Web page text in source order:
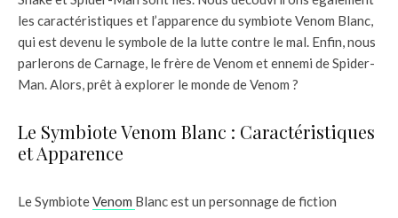
les caractéristiques et l’apparence du symbiote Venom Blanc,
qui est devenu le symbole de la lutte contre le mal. Enfin, nous
parlerons de Carnage, le frère de Venom et ennemi de Spider-
Man. Alors, prêt à explorer le monde de Venom ?
Le Symbiote Venom Blanc : Caractéristiques
et Apparence
Le SymbioteVenom Blanc est un personnage de fiction